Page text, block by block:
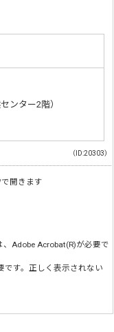
ンター2階）
（ID:20303）
開きます
、Adobe Acrobat(R)が必要で
です。正しく表示されない